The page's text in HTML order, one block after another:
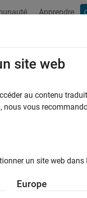
Apprendre
site web
au contenu
nous vous
un site web dans
Europe